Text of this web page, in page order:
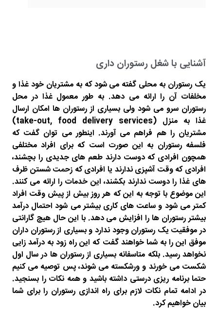
آشنایی با شغل رستوران داری
یک رستوران به محلی گفته می شود که به مشتریان خود غذا و
مخلفات آن را ارائه می دهد. به طور معمول غذا در محل
رستوران سرو می شود ولی بسیاری از رستوران ها امکان ارسال
غذا به منزل (take-out, food delivery services)
مشتریان را هم فراهم می آورند. اینطور می توان گفت که
فلسفه رستوران به این صورت است که برای افراد مختلفی
همچون افرادی که دوست دارند طعم های جدیدی را بچشند،
افرادی که وقت آشپزی ندارند یا افرادی که زحمت شستن ظرف
های غذا را دوست ندارند بکشند، این خدمات را ارائه می کنند.
این موضوع با توجه به این که هر روز بیش از پیش وقت افراد
کمتر می شود و ساعت های کاری بیشتر می شود احتمال درآمد
بیشتر رستوران ها را افزایش می دهد. با این حال هیچ گارانتی
در موفقیت یک رستوران وجود ندارد و بسیاری از رستوران داران
موفق این را به شما خواهند گفت که این راه زود به درآمد زایی
نخواهد رسید. بلکه متاسفانه بسیاری از رستوران ها در سال اول
شکست می خورند و ورشکسته می شوند، پس توصیه می کنیم
حتما برنامه ریزی درستی داشته باشید و همه نکات را بسنجید.
در ادامه تمام نکات لازم برای راه اندازی رستوران را برای شما
بیان خواهیم کرد.